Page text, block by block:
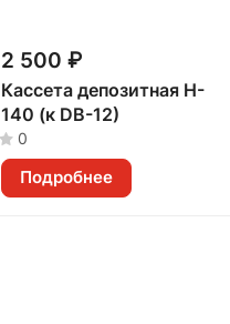
2 500 ₽
Кассета депозитная H-
140 (к DB-12)
0
Подробнее